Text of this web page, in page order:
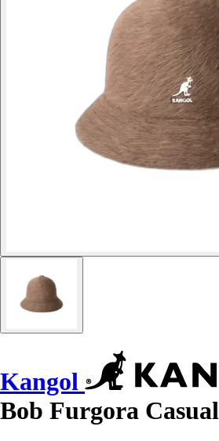
Kangol
Bob Furgora Casual